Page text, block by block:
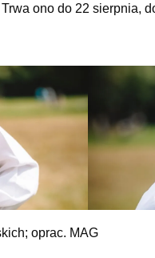
ono do 22 sierpnia,
oprac. MAG